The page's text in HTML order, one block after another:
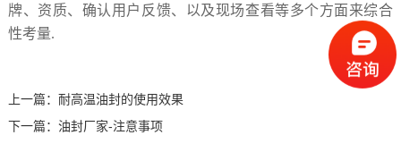
牌、 资质、确认用户反馈、以及现场查看等多个方面来综合
性考量.
上一篇： 耐高温油封的使用效果
下一篇： 油封厂家-注意事项